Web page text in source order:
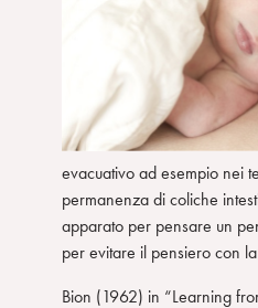
evacuativo ad esempio nei
permanenza di coliche
apparato per pensare un
per evitare il pensiero con
Bion (1962) in “Learning